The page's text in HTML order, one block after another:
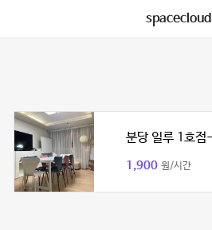
spacecloud
분당 일루 1호
1,900 원/시간